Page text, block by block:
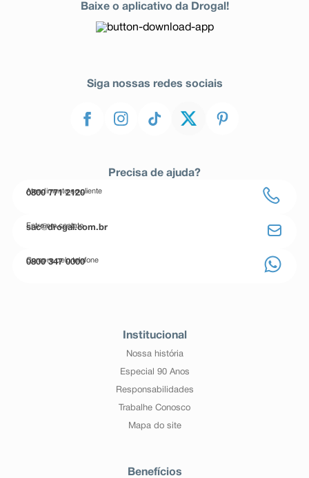
Baixe o aplicativo da Drogal!
Siga nossas redes sociais
Precisa de ajuda?
Atendimento ao cliente
0800 771 2120
Entre em contato
sac@drogal.com.br
Compre pelo telefone
0800 347 0000
Institucional
Nossa história
Especial 90 Anos
Responsabilidades
Trabalhe Conosco
Mapa do site
Benefícios